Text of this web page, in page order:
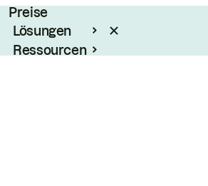
Preise
Lösungen
Ressourcen